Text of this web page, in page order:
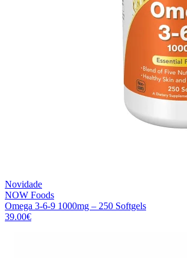
Novidade
NOW Foods
Omega 3-6-9 1000mg – 250 Softgels
39.00€